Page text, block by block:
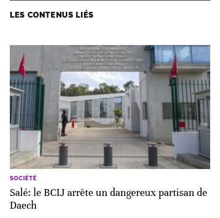
LES CONTENUS LIÉS
SOCIÉTÉ
Salé: le BCIJ arrête un dangereux partisan de
Daech